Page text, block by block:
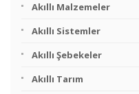
Akıllı Malzemeler
Akıllı Sistemler
Akıllı Şebekeler
Akıllı Tarım